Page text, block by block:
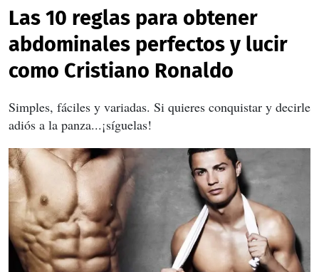
Las 10 reglas para obtener
abdominales perfectos y lucir
como Cristiano Ronaldo
Simples, fáciles y variadas. Si quieres conquistar y decirle
adiós a la panza...¡síguelas!